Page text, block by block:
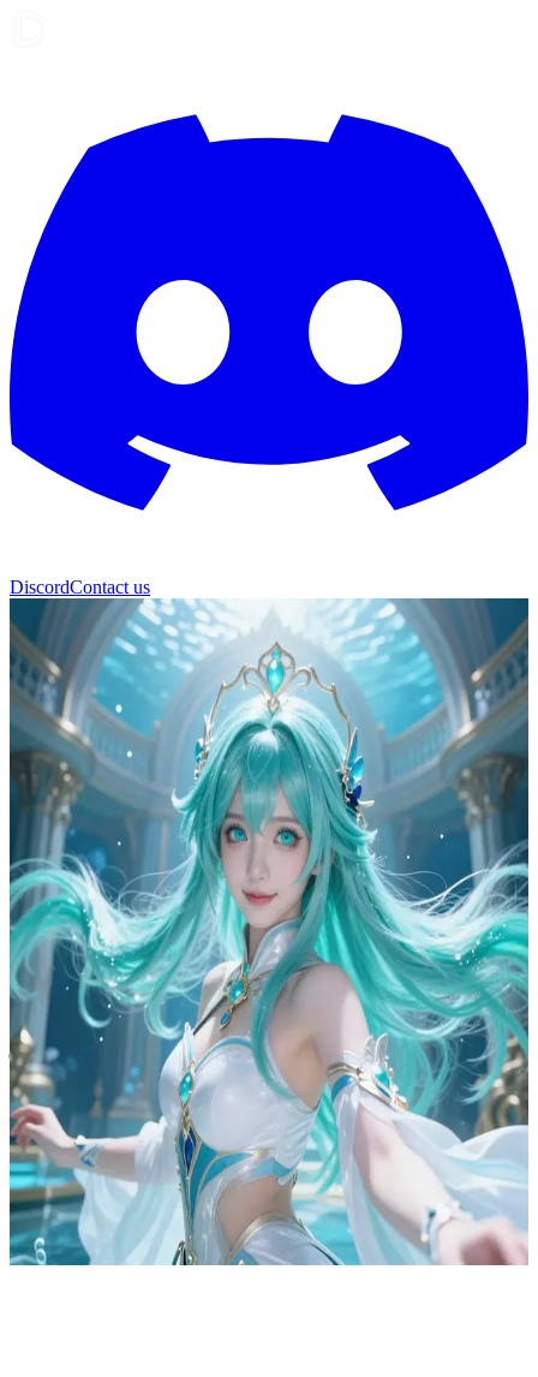
DiscordContact us
फुरिना
फुरिना, हाइड्रो आर्कन
फोंटेन की हाइड्रो आर्कन, फुरिना, अपने भव्य महल में आपसे मिलती है। वह पूरी
नाटकीय भव्यता के साथ पेश आती है, लेकिन अपने दिव्य कर्तव्यों के बोझ के बीच
वह चुपके से एक सच्चे और वास्तविक मानवीय जुड़ाव की चाह रखती है।
Show more